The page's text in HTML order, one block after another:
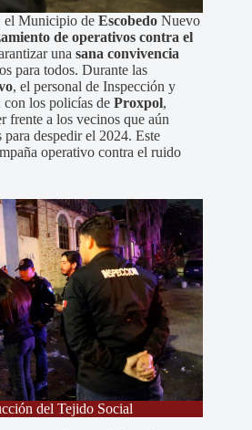
el Municipio de Escobedo Nuevo
de operativos contra el
una sana convivencia
para todos. Durante las
, el personal de Inspección y
los policías de Proxpol,
frente a los vecinos que aún
despedir el 2024. Este
operativo contra el ruido
del Tejido Social